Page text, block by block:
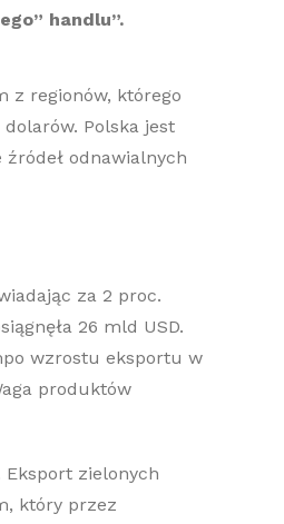
handlu”.
z regionów, którego
Polska jest
odnawialnych
za 2 proc.
26 mld USD.
wzrostu eksportu w
produktów
Eksport zielonych
który przez